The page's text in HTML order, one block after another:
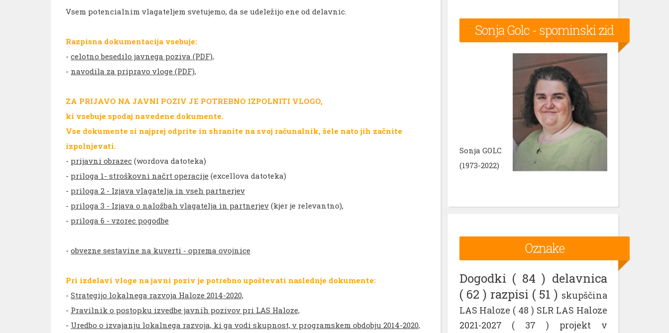
Vsem potencialnim vlagateljem svetujemo, da se udeležijo ene od delavnic.
Razpisna dokumentacija vsebuje:
- celotno besedilo javnega poziva (PDF),
- navodila za pripravo vloge (PDF),
ZA PRIJAVO NA JAVNI POZIV JE POTREBNO IZPOLNITI VLOGO,
ki vsebuje spodaj navedene dokumente.
Vse dokumente si najprej odprite in shranite na svoj računalnik, šele nato jih začnite
izpolnjevati.
- prijavni obrazec (wordova datoteka)
- priloga 1- stroškovni načrt operacije (excellova datoteka)
- priloga 2 - Izjava vlagatelja in vseh partnerjev
- priloga 3 - Izjava o naložbah vlagatelja in partnerjev (kjer je relevantno),
- priloga 6 - vzorec pogodbe
- obvezne sestavine na kuverti - oprema ovojnice
Pri izdelavi vloge na javni poziv je potrebno upoštevati naslednje dokumente:
- Strategijo lokalnega razvoja Haloze 2014-2020,
- Pravilnik o postopku izvedbe javnih pozivov pri LAS Haloze,
- Uredbo o izvajanju lokalnega razvoja, ki ga vodi skupnost, v programskem obdobju 2014-2020,
Sonja Golc - spominski zid
Sonja GOLC
(1973-2022)
Oznake
Dogodki ( 84 ) delavnica
( 62 ) razpisi ( 51 ) skupščina
LAS Haloze ( 48 ) SLR LAS Haloze
2021-2027 ( 37 ) projekt v